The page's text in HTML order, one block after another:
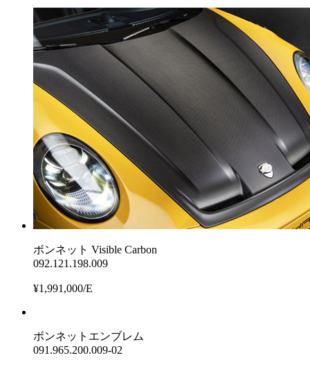
ボンネット Visible Carbon
092.121.198.009
¥1,991,000/E
ボンネットエンブレム
091.965.200.009-02